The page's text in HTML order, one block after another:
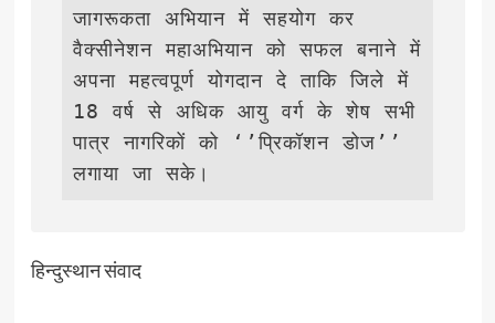
जागरूकता अभियान में सहयोग कर
वैक्सीनेशन महाअभियान को सफल बनाने में
अपना महत्वपूर्ण योगदान दे ताकि जिले में
18 वर्ष से अधिक आयु वर्ग के शेष सभी
पात्र नागरिकों को ‘’प्रिकॉशन डोज’’
लगाया जा सके।
हिन्दुस्थान संवाद